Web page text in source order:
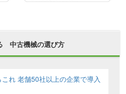
中古機械の選び方
れ 老舗50社以上の企業で導入